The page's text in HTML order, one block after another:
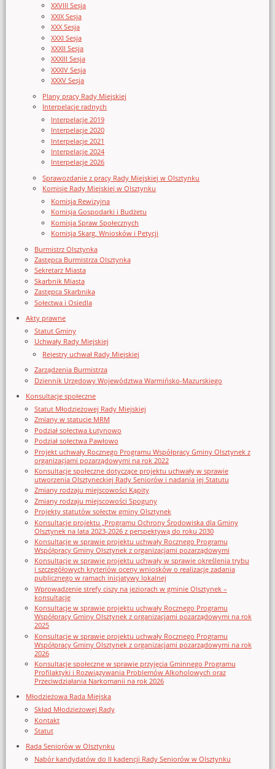
XXVIII Sesja
XXIX Sesja
XXX Sesja
XXXI Sesja
XXXII Sesja
XXXIII Sesja
XXXIV Sesja
XXXV Sesja
Plany pracy Rady Miejskiej
Interpelacje radnych
Interpelacje 2019
Interpelacje 2020
Interpelacje 2021
Interpelacje 2024
Interpelacje 2026
Sprawozdanie z pracy Rady Miejskiej w Olsztynku
Komisje Rady Miejskiej w Olsztynku
Komisja Rewizyjna
Komisja Gospodarki i Budżetu
Komisja Spraw Społecznych
Komisja Skarg, Wniosków i Petycji
Burmistrz Olsztynka
Zastępca Burmistrza Olsztynka
Sekretarz Miasta
Skarbnik Miasta
Zastępca Skarbnika
Sołectwa i Osiedla
Akty prawne
Statut Gminy
Uchwały Rady Miejskiej
Rejestry uchwał Rady Miejskiej
Zarządzenia Burmistrza
Dziennik Urzędowy Województwa Warmińsko-Mazurskiego
Konsultacje społeczne
Statut Młodzieżowej Rady Miejskiej
Zmiany w statucie MRM
Podział sołectwa Łutynowo
Podział sołectwa Pawłowo
Projekt uchwały Rocznego Programu Współpracy Gminy Olsztynek z
organizacjami pozarządowymi na rok 2022
Konsultacje społeczne dotyczące projektu uchwały w sprawie
utworzenia Olsztyneckiej Rady Seniorów i nadania jej Statutu
Zmiany rodzaju miejscowości Kąpity
Zmiany rodzaju miejscowości Spoguny
Projekty statutów sołectw gminy Olsztynek
Konsultacje projektu „Programu Ochrony Środowiska dla Gminy
Olsztynek na lata 2023-2026 z perspektywą do roku 2030
Konsultacje w sprawie projektu uchwały Rocznego Programu
Współpracy Gminy Olsztynek z organizacjami pozarządowymi
Konsultacje w sprawie projektu uchwały w sprawie określenia trybu
i szczegółowych kryteriów oceny wniosków o realizację zadania
publicznego w ramach inicjatywy lokalnej
Wprowadzenie strefy ciszy na jeziorach w gminie Olsztynek –
konsultacje
Konsultacje w sprawie projektu uchwały Rocznego Programu
Współpracy Gminy Olsztynek z organizacjami pozarządowymi na rok
2025
Konsultacje w sprawie projektu uchwały Rocznego Programu
Współpracy Gminy Olsztynek z organizacjami pozarządowymi na rok
2026
Konsultacje społeczne w sprawie przyjęcia Gminnego Programu
Profilaktyki i Rozwiązywania Problemów Alkoholowych oraz
Przeciwdziałania Narkomanii na rok 2026
Młodzieżowa Rada Miejska
Skład Młodzieżowej Rady
Kontakt
Statut
Rada Seniorów w Olsztynku
Nabór kandydatów do II kadencji Rady Seniorów w Olsztynku